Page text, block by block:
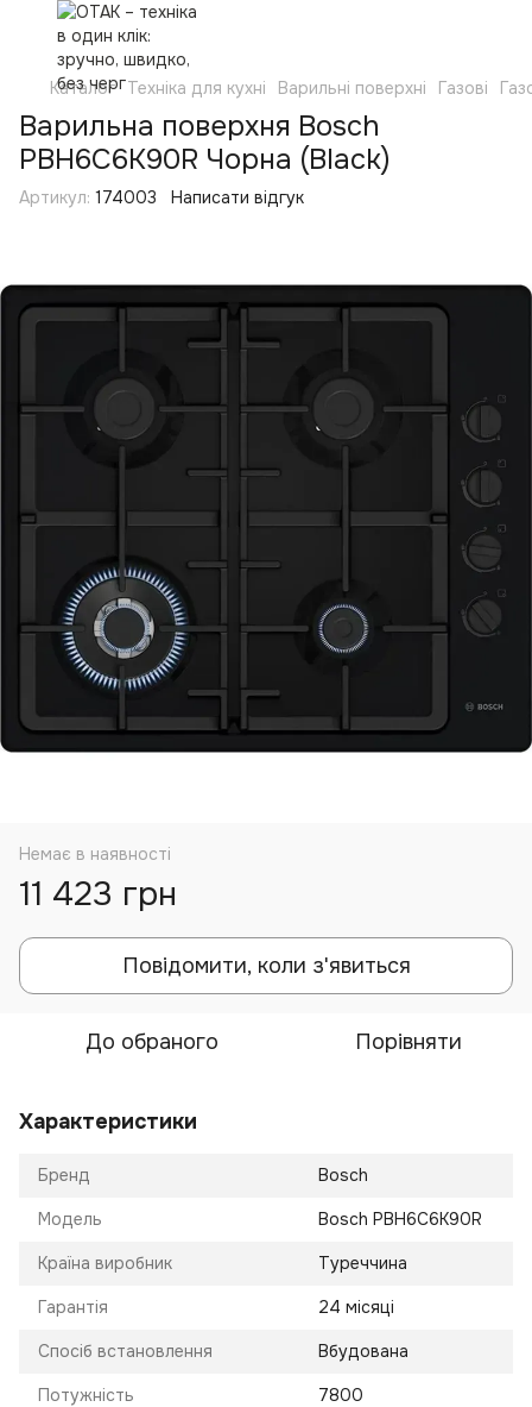
Каталог Техніка для кухні Варильні поверхні Газові
Варильна поверхня Bosch
PBH6C6K90R Чорна (Black)
Артикул: 174003 Написати відгук
Немає в наявності
11 423 грн
Повідомити, коли з'явиться
До обраного Порівняти
Характеристики
Бренд Bosch
Модель Bosch PBH6C6K90R
Країна виробник Туреччина
Гарантія 24 місяці
Спосіб встановлення Вбудована
Потужність 7800